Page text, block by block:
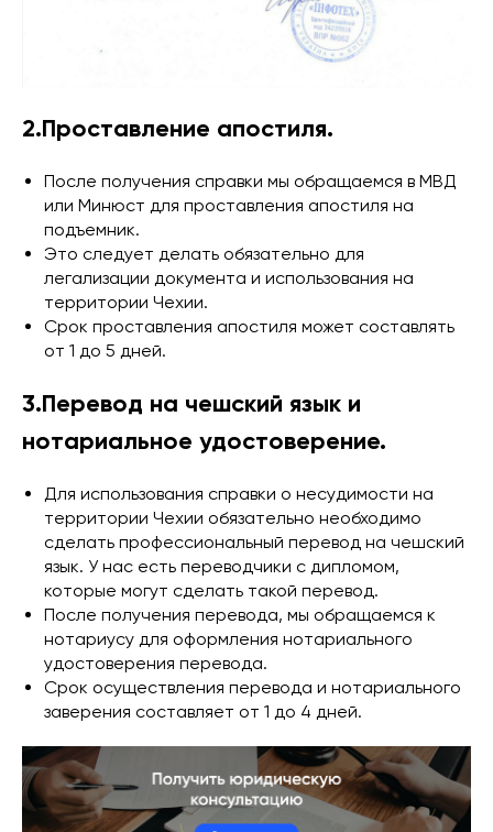
2.Проставление апостиля.
После получения справки мы обращаемся в МВД
или Минюст для проставления апостиля на
подъемник.
Это следует делать обязательно для
легализации документа и использования на
территории Чехии.
Срок проставления апостиля может составлять
от 1 до 5 дней.
3.Перевод на чешский язык и
нотариальное удостоверение.
Для использования справки о несудимости на
территории Чехии обязательно необходимо
сделать профессиональный перевод на чешский
язык. У нас есть переводчики с дипломом,
которые могут сделать такой перевод.
После получения перевода, мы обращаемся к
нотариусу для оформления нотариального
удостоверения перевода.
Срок осуществления перевода и нотариального
заверения составляет от 1 до 4 дней.